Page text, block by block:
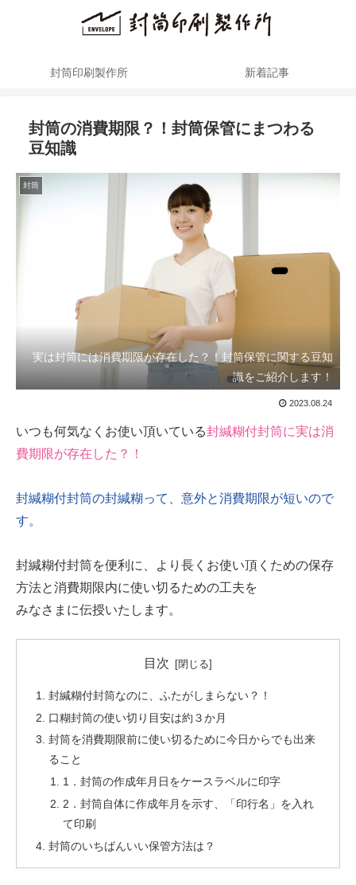
封筒印刷製作所 新着記事
封筒の消費期限？！封筒保管にまつわる
豆知識
封筒
実は封筒には消費期限が存在した？！封筒保管に関する豆知
識をご紹介します！
2023.08.24
いつも何気なくお使い頂いている封緘糊付封筒に実は消
費期限が存在した？！
封緘糊付封筒の封緘糊って、意外と消費期限が短いので
す。
封緘糊付封筒を便利に、より長くお使い頂くための保存
方法と消費期限内に使い切るための工夫を
みなさまに伝授いたします。
目次
封緘糊付封筒なのに、ふたがしまらない？！
口糊封筒の使い切り目安は約３か月
封筒を消費期限前に使い切るために今日からでも出来
ること
1．封筒の作成年月日をケースラベルに印字
2．封筒自体に作成年月を示す、「印行名」を入れ
て印刷
封筒のいちばんいい保管方法は？